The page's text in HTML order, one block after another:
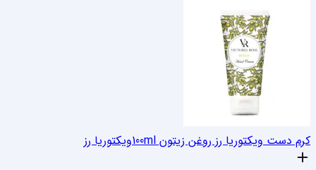
کرم دست ویکتوریا رز روغن زیتون 100ml ویکتوریا رز